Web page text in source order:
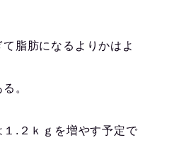
脂肪になるよりかはよ
。
.２ｋｇを増やす予定で